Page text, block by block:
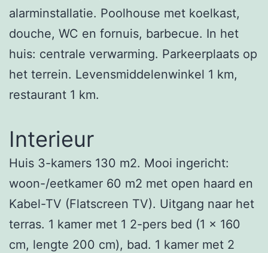
alarminstallatie. Poolhouse met koelkast,
douche, WC en fornuis, barbecue. In het
huis: centrale verwarming. Parkeerplaats op
het terrein. Levensmiddelenwinkel 1 km,
restaurant 1 km.
Interieur
Huis 3-kamers 130 m2. Mooi ingericht:
woon-/eetkamer 60 m2 met open haard en
Kabel-TV (Flatscreen TV). Uitgang naar het
terras. 1 kamer met 1 2-pers bed (1 x 160
cm, lengte 200 cm), bad. 1 kamer met 2